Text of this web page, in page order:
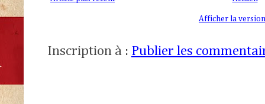
Afficher la
Inscription à : Publier les